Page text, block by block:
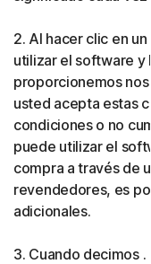
2. Al hacer clic en
utilizar el software y
proporcionemos
usted acepta estas
condiciones o no
puede utilizar el
compra a través de
revendedores, es
adicionales.
3. Cuando decimos . .